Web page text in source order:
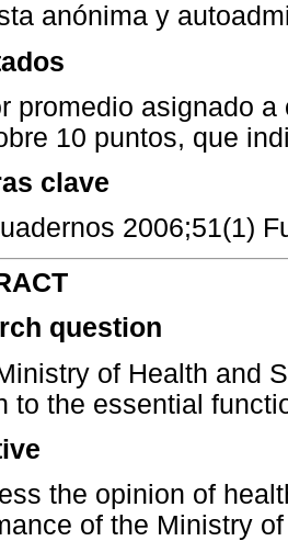
anónima y
promedio asignado
10 puntos, que
clave
2006;51(1)
question
of Health and
to the essential
the opinion of
of the Ministry